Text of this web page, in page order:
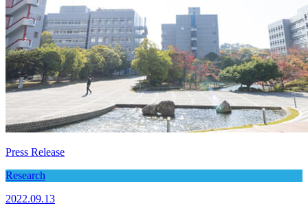
Press Release
Research
2022.09.13